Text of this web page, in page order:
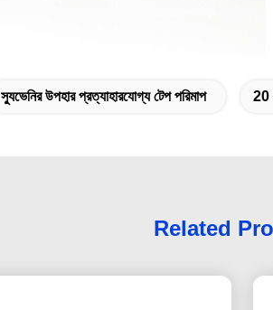
স্যুভেনির উপহার প্রত্যাহারযোগ্য টেপ পরিমাপ 20
Related